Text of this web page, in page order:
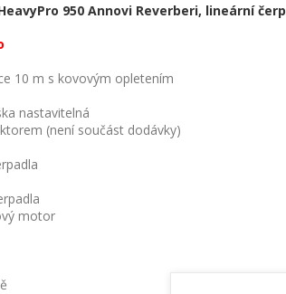
950 Annovi Reverberi, lineární
10 m s kovovým opletením
nastavitelná
(není součást dodávky)
motor